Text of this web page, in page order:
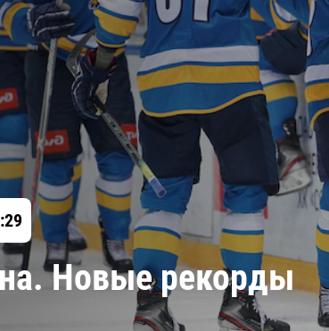
Драконы
Амур
Салават Юлаев
Новые рекорды